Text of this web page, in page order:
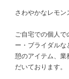
さわやかなレモン
ご自宅での個人で
ー・ブライダル
憩のアイテム、業
だいております。